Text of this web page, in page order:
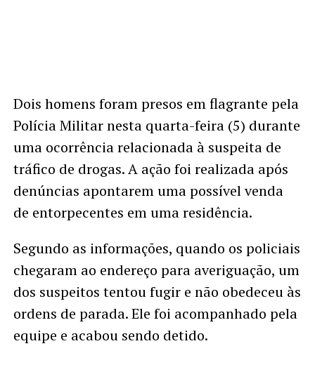
Dois homens foram presos em flagrante pela
Polícia Militar nesta quarta-feira (5) durante
uma ocorrência relacionada à suspeita de
tráfico de drogas. A ação foi realizada após
denúncias apontarem uma possível venda
de entorpecentes em uma residência.
Segundo as informações, quando os policiais
chegaram ao endereço para averiguação, um
dos suspeitos tentou fugir e não obedeceu às
ordens de parada. Ele foi acompanhado pela
equipe e acabou sendo detido.